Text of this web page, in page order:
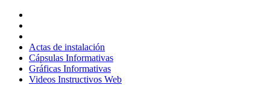
contenido
Actas de instalación
Cápsulas Informativas
Gráficas Informativas
Videos Instructivos Web